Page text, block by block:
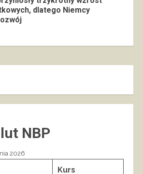
dlatego Niemcy
NBP
2026
Kurs